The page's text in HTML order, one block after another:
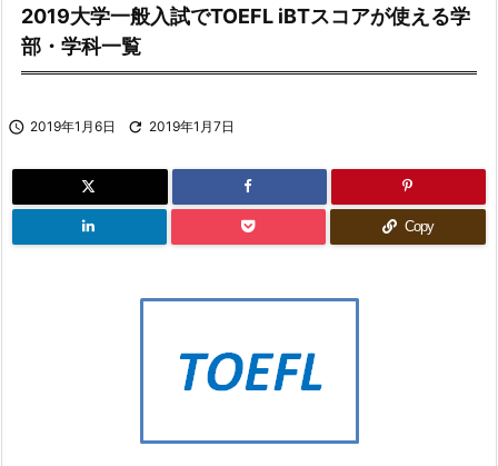
2019大学一般入試でTOEFL iBTスコアが使える学
部・学科一覧
 2019年1月6日  2019年1月7日
Copy